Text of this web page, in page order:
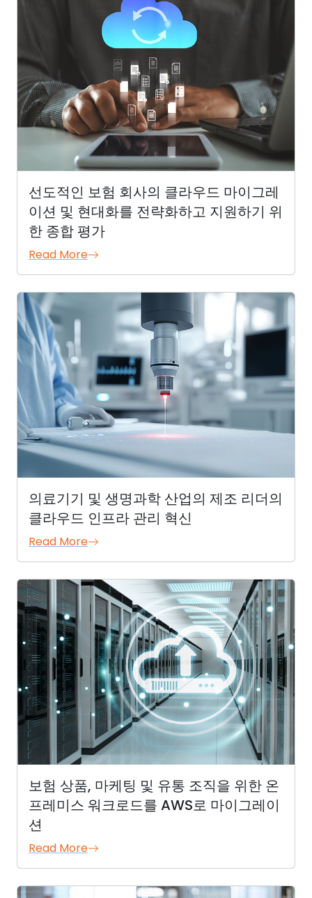
선도적인 보험 회사의 클라우드 마이그레
이션 및 현대화를 전략화하고 지원하기 위
한 종합 평가
Read More
의료기기 및 생명과학 산업의 제조 리더의
클라우드 인프라 관리 혁신
Read More
보험 상품, 마케팅 및 유통 조직을 위한 온
프레미스 워크로드를 AWS로 마이그레이
션
Read More